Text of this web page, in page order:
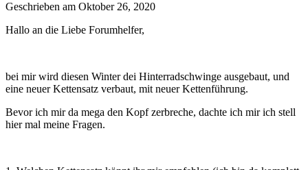
Geschrieben am Oktober 26, 2020
Hallo an die Liebe Forumhelfer,
bei mir wird diesen Winter dei Hinterradschwinge ausgebaut, und
eine neuer Kettensatz verbaut, mit neuer Kettenführung.
Bevor ich mir da mega den Kopf zerbreche, dachte ich mir ich stell
hier mal meine Fragen.